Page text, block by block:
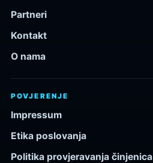
Partneri
Kontakt
O nama
POVJERENJE
Impressum
Etika poslovanja
Politika provjeravanja činjenica